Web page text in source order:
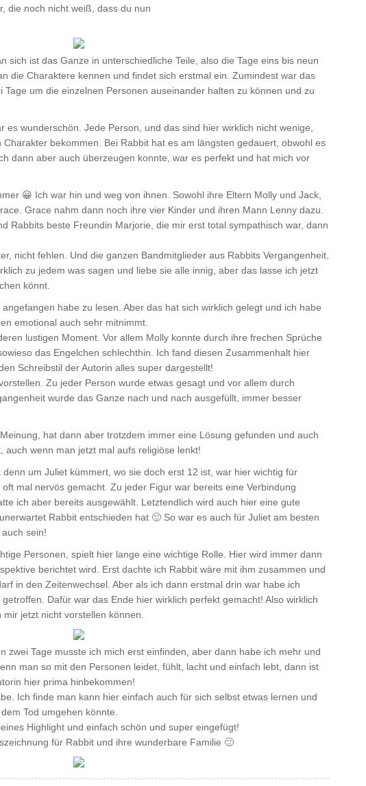
die noch nicht weiß, dass du nun
sich ist das Ganze in unterschiedliche Teile, also die Tage eins bis neun
die Charaktere kennen und findet sich erstmal ein. Zumindest war das
um die einzelnen Personen auseinander halten zu können und zu
es wunderschön. Jede Person, und das sind hier wirklich nicht wenige,
bekommen. Bei Rabbit hat es am längsten gedauert, obwohl es
dann aber auch überzeugen konnte, war es perfekt und hat mich vor
😀 Ich war hin und weg von ihnen. Sowohl ihre Eltern Molly und Jack,
Grace nahm dann noch ihre vier Kinder und ihren Mann Lenny dazu.
Rabbits beste Freundin Marjorie, die mir erst total sympathisch war, dann
nicht fehlen. Und die ganzen Bandmitglieder aus Rabbits Vergangenheit,
zu jedem was sagen und liebe sie alle innig, aber das lasse ich jetzt
könnt.
habe zu lesen. Aber das hat sich wirklich gelegt und ich habe
emotional auch sehr mitnimmt.
lustigen Moment. Vor allem Molly konnte durch ihre frechen Sprüche
das Engelchen schlechthin. Ich fand diesen Zusammenhalt hier
Schreibstil der Autorin alles super dargestellt!
Zu jeder Person wurde etwas gesagt und vor allem durch
wurde das Ganze nach und nach ausgefüllt, immer besser
hat dann aber trotzdem immer eine Lösung gefunden und auch
wenn man jetzt mal aufs religiöse lenkt!
um Juliet kümmert, wo sie doch erst 12 ist, war hier wichtig für
mal nervös gemacht. Zu jeder Figur war bereits eine Verbindung
ich aber bereits ausgewählt. Letztendlich wird auch hier eine gute
Rabbit entschieden hat 🙂 So war es auch für Juliet am besten
sein!
Personen, spielt hier lange eine wichtige Rolle. Hier wird immer dann
berichtet wird. Erst dachte ich Rabbit wäre mit ihm zusammen und
in den Zeitenwechsel. Aber als ich dann erstmal drin war habe ich
Dafür war das Ende hier wirklich perfekt gemacht! Also wirklich
jetzt nicht vorstellen können.
zwei Tage musste ich mich erst einfinden, aber dann habe ich mehr und
man so mit den Personen leidet, fühlt, lacht und einfach lebt, dann ist
hier prima hinbekommen!
Ich finde man kann hier einfach auch für sich selbst etwas lernen und
Tod umgehen könnte.
Highlight und einfach schön und super eingefügt!
für Rabbit und ihre wunderbare Familie 🙂